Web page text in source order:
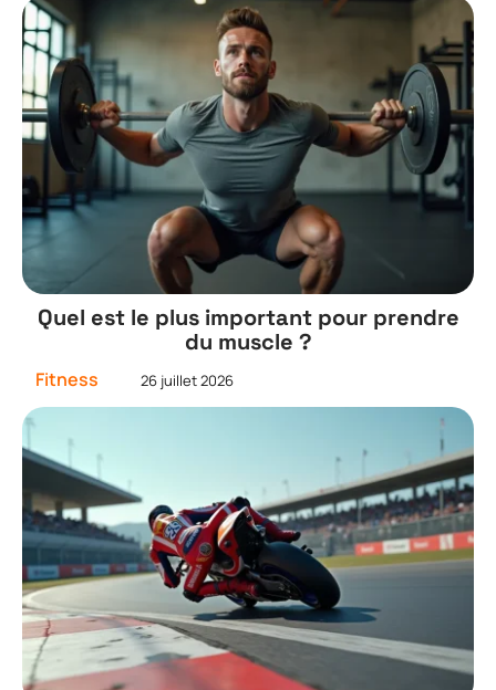
Quel est le plus important pour prendre
du muscle ?
Fitness 26 juillet 2026